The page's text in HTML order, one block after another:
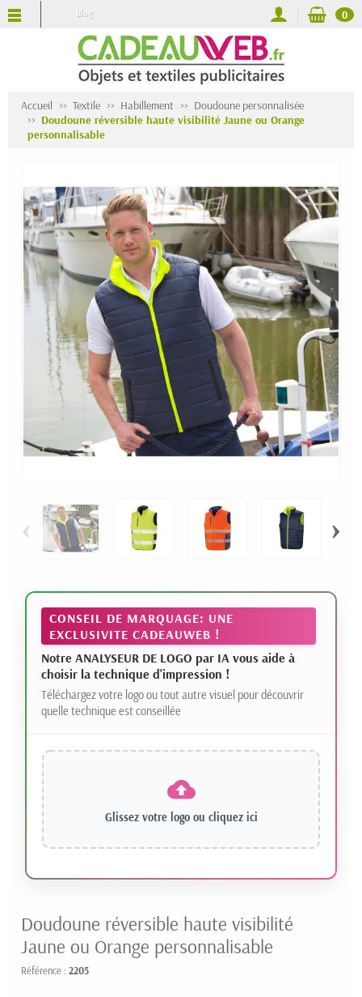
Blog 0
Accueil Textile Habillement
Doudoune personnalisée
Doudoune réversible haute visibilité Jaune ou Orange
personnalisable
‹ ›
CONSEIL DE MARQUAGE: UNE
EXCLUSIVITE CADEAUWEB !
Notre ANALYSEUR DE LOGO par IA vous aide à
choisir la technique d'impression !
Téléchargez votre logo ou tout autre visuel pour découvrir
quelle technique est conseillée
Glissez votre logo ou cliquez ici
Doudoune réversible haute visibilité
Jaune ou Orange personnalisable
Référence : 2205